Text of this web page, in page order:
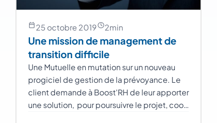
25 octobre 2019 2min
Une mission de management de
transition difficile
Une Mutuelle en mutation sur un nouveau
progiciel de gestion de la prévoyance. Le
client demande à Boost'RH de leur apporter
une solution, pour poursuivre le projet, coo…